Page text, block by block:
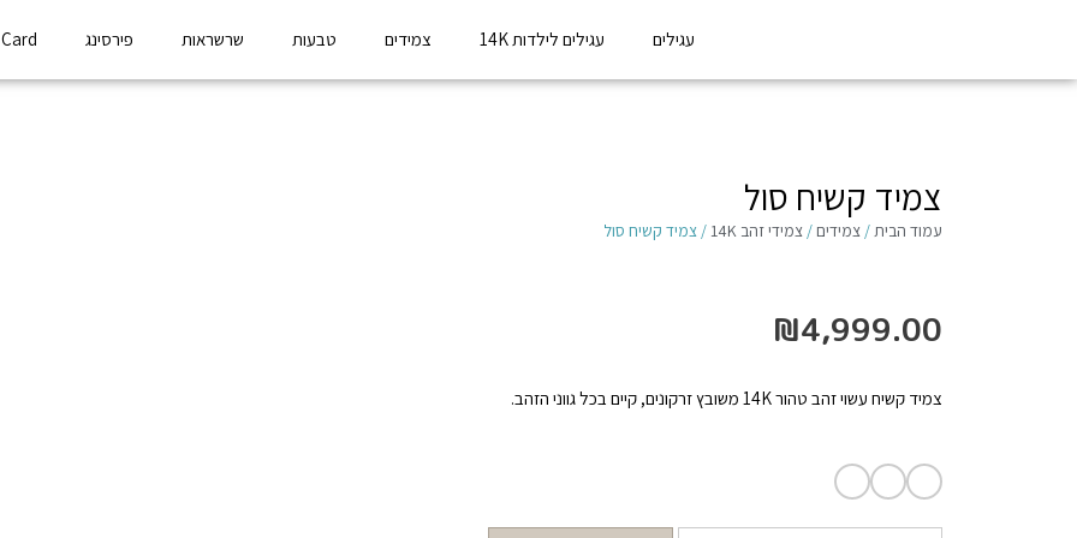
עגילים עגילים לילדות 14K צמידים טבעות שרשראות פירסינג
צמיד קשיח סול
עמוד הבית/ צמידים / צמידי זהב 14K / צמיד קשיח סול
₪4,999.00
צמיד קשיח עשוי זהב טהור 14K משובץ זרקונים, קיים בכל גווני הזהב.